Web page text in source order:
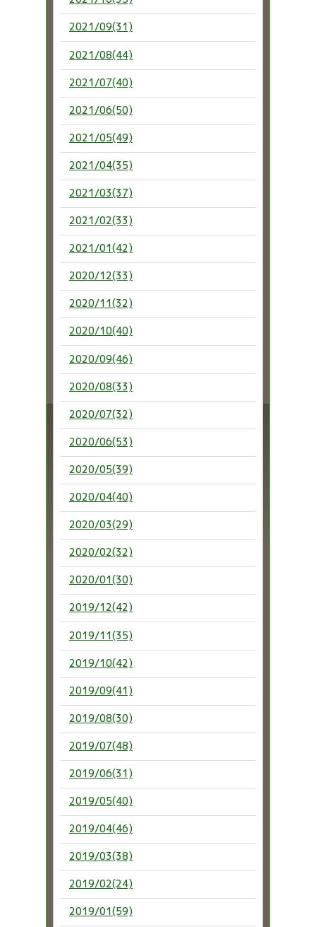
2021/09(31)
2021/08(44)
2021/07(40)
2021/06(50)
2021/05(49)
2021/04(35)
2021/03(37)
2021/02(33)
2021/01(42)
2020/12(33)
2020/11(32)
2020/10(40)
2020/09(46)
2020/08(33)
2020/07(32)
2020/06(53)
2020/05(39)
2020/04(40)
2020/03(29)
2020/02(32)
2020/01(30)
2019/12(42)
2019/11(35)
2019/10(42)
2019/09(41)
2019/08(30)
2019/07(48)
2019/06(31)
2019/05(40)
2019/04(46)
2019/03(38)
2019/02(24)
2019/01(59)